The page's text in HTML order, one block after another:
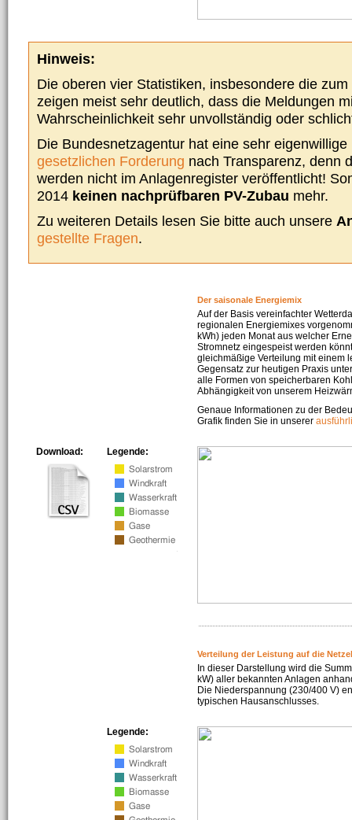
Hinweis:
Die oberen vier Statistiken, insbesondere die
zeigen meist sehr deutlich, dass die Meldungen
Wahrscheinlichkeit sehr unvollständig oder
Die Bundesnetzagentur hat eine sehr
gesetzlichen Forderung nach Transparenz, denn
werden nicht im Anlagenregister veröffentlicht!
2014 keinen nachprüfbaren PV-Zubau mehr.
Zu weiteren Details lesen Sie bitte auch unsere
gestellte Fragen.
Der saisonale Energiemix
Auf der Basis vereinfachter
regionalen Energiemixes
kWh) jeden Monat aus welcher
Stromnetz eingespeist werden
gleichmäßige Verteilung mit einem
Gegensatz zur heutigen Praxis
alle Formen von speicherbaren
Abhängigkeit von unserem
Genaue Informationen zu der
Grafik finden Sie in unserer
Legende:
Download:
Verteilung der Leistung auf die
In dieser Darstellung wird die
kW) aller bekannten Anlagen
Die Niederspannung (230/400 V)
typischen Hausanschlusses.
Legende: